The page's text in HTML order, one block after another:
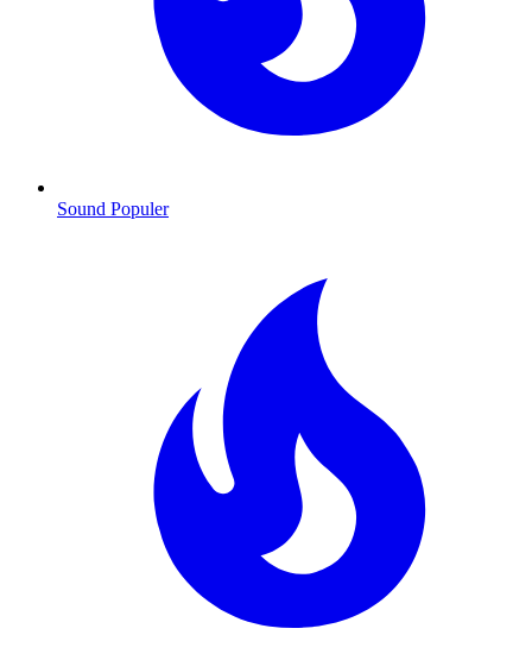
Sound Populer